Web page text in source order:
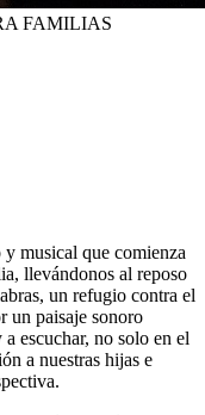
FAMILIAS
musical que comienza
llevándonos al reposo
un refugio contra el
un paisaje sonoro
escuchar, no solo en el
a nuestras hijas e